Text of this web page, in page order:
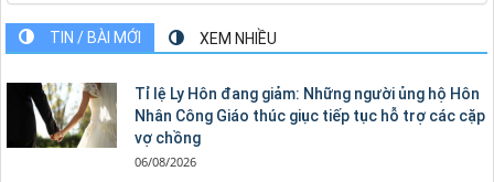
TIN / BÀI MỚI XEM NHIỀU
Tỉ lệ Ly Hôn đang giảm: Những người ủng hộ Hôn
Nhân Công Giáo thúc giục tiếp tục hỗ trợ các cặp
vợ chồng
06/08/2026